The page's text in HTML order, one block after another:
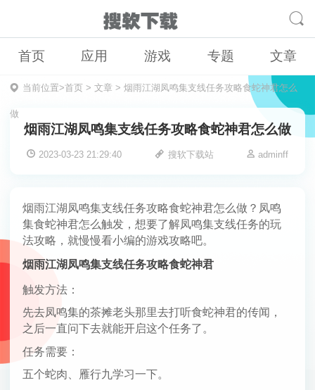
首页 应用 游戏 专题 文章
当前位置>首页> 文章 > 烟雨江湖凤鸣集支线任务攻略食蛇神君怎么
做
烟雨江湖凤鸣集支线任务攻略食蛇神君怎么做
2023-03-23 21:29:40 搜软下载站 adminff
烟雨江湖凤鸣集支线任务攻略食蛇神君怎么做？凤鸣
集食蛇神君怎么触发，想要了解凤鸣集支线任务的玩
法攻略，就慢慢看小编的游戏攻略吧。
烟雨江湖凤鸣集支线任务攻略食蛇神君
触发方法：
先去凤鸣集的茶摊老头那里去打听食蛇神君的传闻，
之后一直问下去就能开启这个任务了。
任务需要：
五个蛇肉、雁行九学习一下。